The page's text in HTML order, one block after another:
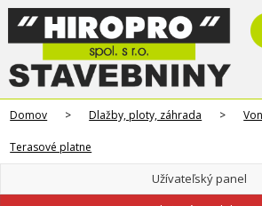
Domov > Dlažby, ploty, záhrada >
Terasové platne
Užívateľský panel